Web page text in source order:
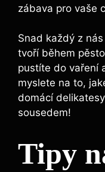
zábava pro vaše
Snad každý z
tvoří během
pustíte do vaření
myslete na to,
domácí
sousedem!
Tipy